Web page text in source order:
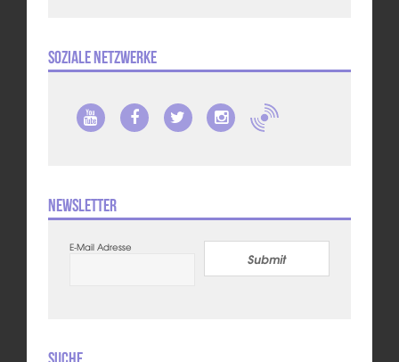
Soziale Netzwerke
Newsletter
E-Mail Adresse
Submit